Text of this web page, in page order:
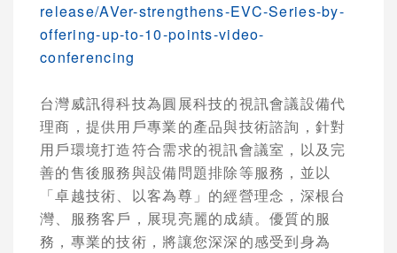
release/AVer-strengthens-EVC-Series-by-
offering-up-to-10-points-video-
conferencing
台灣威訊得科技為圓展科技的視訊會議設備代
理商，提供用戶專業的產品與技術諮詢，針對
用戶環境打造符合需求的視訊會議室，以及完
善的售後服務與設備問題排除等服務，並以
「卓越技術、以客為尊」的經營理念，深根台
灣、服務客戶，展現亮麗的成績。優質的服
務，專業的技術，將讓您深深的感受到身為